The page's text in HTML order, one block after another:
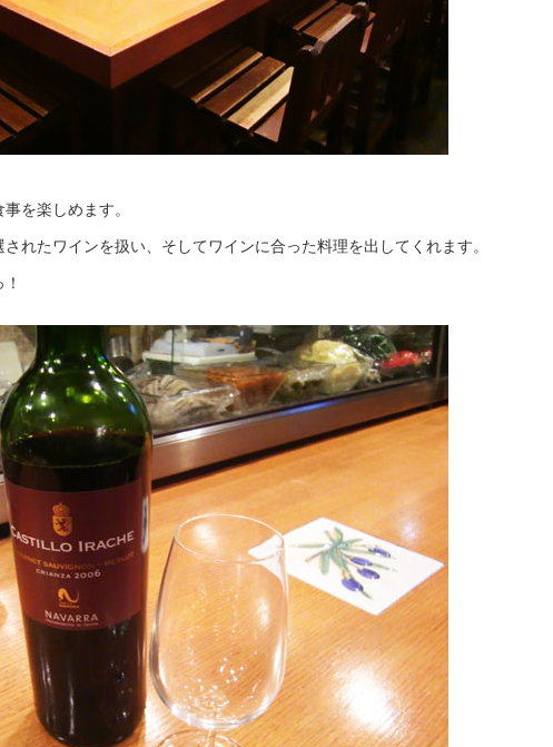
を楽しめます。
れたワインを扱い、そしてワインに合った料理を出してくれます。